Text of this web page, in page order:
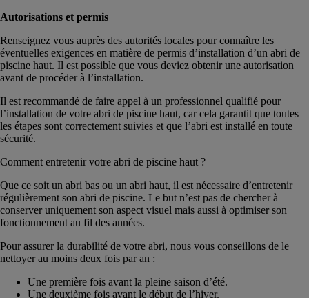
Autorisations et permis
Renseignez vous auprès des autorités locales pour connaître les
éventuelles exigences en matière de permis d’installation d’un abri de
piscine haut. Il est possible que vous deviez obtenir une autorisation
avant de procéder à l’installation.
Il est recommandé de faire appel à un professionnel qualifié pour
l’installation de votre abri de piscine haut, car cela garantit que toutes
les étapes sont correctement suivies et que l’abri est installé en toute
sécurité.
Comment entretenir votre abri de piscine haut ?
Que ce soit un abri bas ou un abri haut, il est nécessaire d’entretenir
régulièrement son abri de piscine. Le but n’est pas de chercher à
conserver uniquement son aspect visuel mais aussi à optimiser son
fonctionnement au fil des années.
Pour assurer la durabilité de votre abri, nous vous conseillons de le
nettoyer au moins deux fois par an :
Une première fois avant la pleine saison d’été.
Une deuxième fois avant le début de l’hiver.